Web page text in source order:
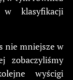
w klasyfikacji
nie mniejsze w
zobaczyliśmy
wyścigi